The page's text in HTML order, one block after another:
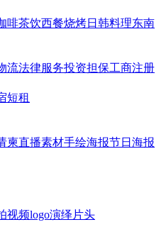
啡茶饮西餐烧烤日韩料理东南
流法律服务投资担保工商注册
短租
柬直播素材手绘海报节日海报
视频logo演绎 片头